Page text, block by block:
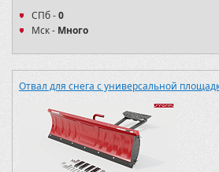
СПб -0
Мск - Много
Отвал для снега с универсальной